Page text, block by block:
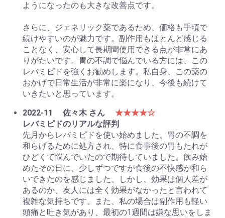
ようになったのも大きな改善点です。
さらに、ジェネリック薬であるため、価格も手頃で
続けやすいのが魅力です。副作用もほとんど感じる
ことなく、安心して長期間使用できる点が非常にあ
りがたいです。胃の不調で悩んでいる方には、この
レバミピドを強くお勧めします。私自身、この薬の
おかげで日常生活が非常に楽になり、今後も続けて
いきたいと思っています。
2022-11
佐々木 さん
★★★★☆
レバミピドのリアルな評判
先月からレバミピドを使い始めました。胃の不調を
和らげるために処方され、特に食事後の胃もたれが
ひどくて悩んでいたので期待していました。飲み始
めたその日に、少しずつですが食後の不快感が和ら
いできたのを感じました。しかし、効果は個人差が
あるのか、友人には全く効果がなかったと言われて
複雑な気持ちです。また、私の場合は副作用も軽い
頭痛と吐き気があり、最初の1週間は嫌な思いをしま